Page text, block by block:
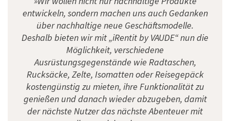
entwickeln, sondern machen uns auch Gedanken
über nachhaltige neue Geschäftsmodelle.
Deshalb bieten wir mit „iRentit by VAUDE“ nun die
Möglichkeit, verschiedene
Ausrüstungsgegenstände wie Radtaschen,
Rucksäcke, Zelte, Isomatten oder Reisegepäck
kostengünstig zu mieten, ihre Funktionalität zu
genießen und danach wieder abzugeben, damit
der nächste Nutzer das nächste Abenteuer mit